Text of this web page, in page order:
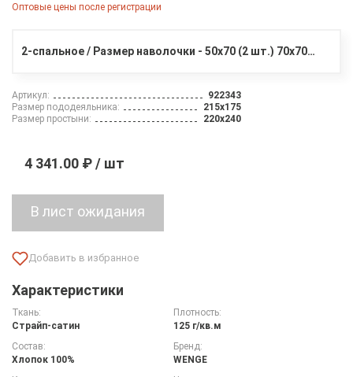
Оптовые цены после регистрации
2-спальное / Размер наволочки - 50х70 (2 шт.) 70х70 (2 шт.)
Артикул:
922343
Размер пододеяльника:
215х175
Размер простыни:
220х240
4 341.00 ₽ / шт
Характеристики
Ткань:
Страйп-сатин
Плотность:
125 г/кв.м
Состав:
Хлопок 100%
Бренд:
WENGE